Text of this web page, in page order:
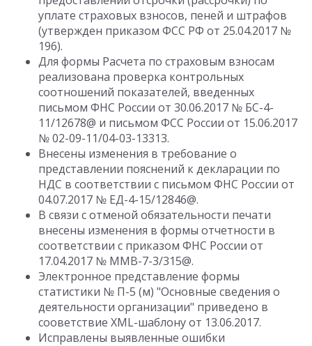
уплате страховых взносов, пеней и штрафов
(утвержден приказом ФСС РФ от 25.04.2017 №
196).
Для формы Расчета по страховым взносам
реализована проверка контрольных
соотношений показателей, введенных
письмом ФНС России от 30.06.2017 № БС-4-
11/12678@ и письмом ФСС России от 15.06.2017
№ 02-09-11/04-03-13313.
Внесены изменения в требование о
представлении пояснений к декларации по
НДС в соответствии с письмом ФНС России от
04.07.2017 № ЕД-4-15/12846@.
В связи с отменой обязательности печати
внесены изменения в формы отчетности в
соответствии с приказом ФНС России от
17.04.2017 № ММВ-7-3/315@.
Электронное представление формы
статистики № П-5 (м) "Основные сведения о
деятельности организации" приведено в
сооветствие XML-шаблону от 13.06.2017.
Исправлены выявленные ошибки